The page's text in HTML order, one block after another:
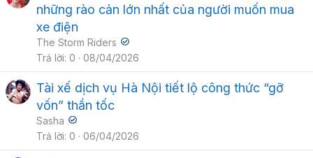
những rào cản lớn nhất của người muốn mua
xe điện
The Storm Riders
Trả lời 0 08/04/2026
Tài xế dịch vụ Hà Nội tiết lộ công thức “gỡ
vốn” thần tốc
Sasha
Trả lời 0 06/04/2026